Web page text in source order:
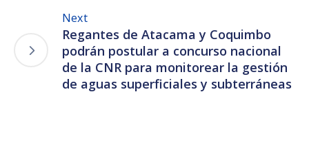
Next
Regantes de Atacama y Coquimbo
podrán postular a concurso nacional
de la CNR para monitorear la gestión
de aguas superficiales y subterráneas